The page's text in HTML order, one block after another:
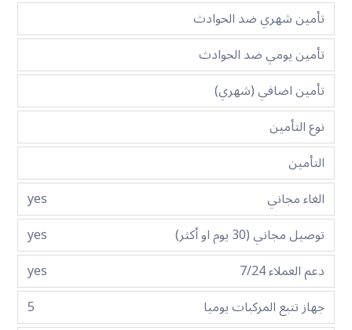
تأمين شهري ضد الحوادث
تأمين يومي ضد الحوادث
تأمين اضافي (شهري)
نوع التأمين
التأمين
الغاء مجاني
yes
توصيل مجاني (30 يوم او أكثر)
yes
دعم العملاء 7/24
yes
جهاز تتبع المركبات يوميا
5